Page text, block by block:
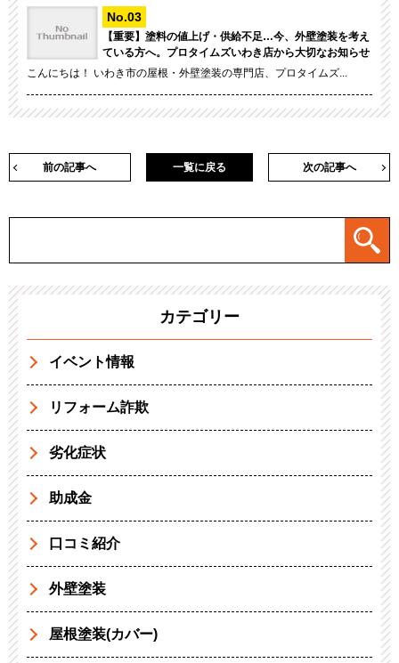
【重要】塗料の値上げ・供給不足…今、外壁塗装を考え
ている方へ。プロタイムズいわき店から大切なお知らせ
こんにちは！ いわき市の屋根・外壁塗装の専門店、プロタイムズ...
前の記事へ 次の記事へ
一覧に戻る
カテゴリー
イベント情報
リフォーム詐欺
劣化症状
助成金
口コミ紹介
外壁塗装
屋根塗装(カバー)